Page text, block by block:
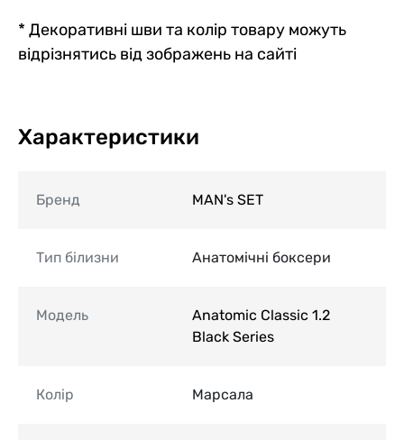
* Декоративні шви та колір товару можуть
відрізнятись від зображень на сайті
Характеристики
Бренд MAN's SET
Тип білизни Анатомічні боксери
Модель
Anatomic Classic 1.2
Black Series
Колір Марсала